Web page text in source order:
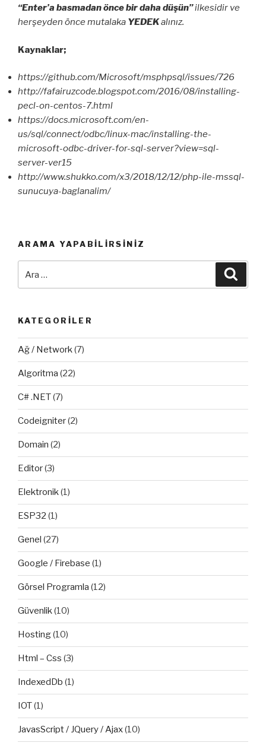
“Enter’a basmadan önce bir daha düşün”ilkesidir ve
herşeyden önce mutalaka YEDEKalınız.
Kaynaklar;
https://github.com/Microsoft/msphpsql/issues/726
http://fafairuzcode.blogspot.com/2016/08/installing-
pecl-on-centos-7.html
https://docs.microsoft.com/en-
us/sql/connect/odbc/linux-mac/installing-the-
microsoft-odbc-driver-for-sql-server?view=sql-
server-ver15
http://www.shukko.com/x3/2018/12/12/php-ile-mssql-
sunucuya-baglanalim/
ARAMA YAPABILIRSINIZ
KATEGORILER
Ağ / Network(7)
Algoritma (22)
C# .NET(7)
Codeigniter(2)
Domain (2)
Editor(3)
Elektronik(1)
ESP32 (1)
Genel (27)
Google / Firebase (1)
Görsel Programla (12)
Güvenlik(10)
Hosting(10)
Html – Css (3)
IndexedDb (1)
IOT(1)
JavasScript / JQuery / Ajax(10)